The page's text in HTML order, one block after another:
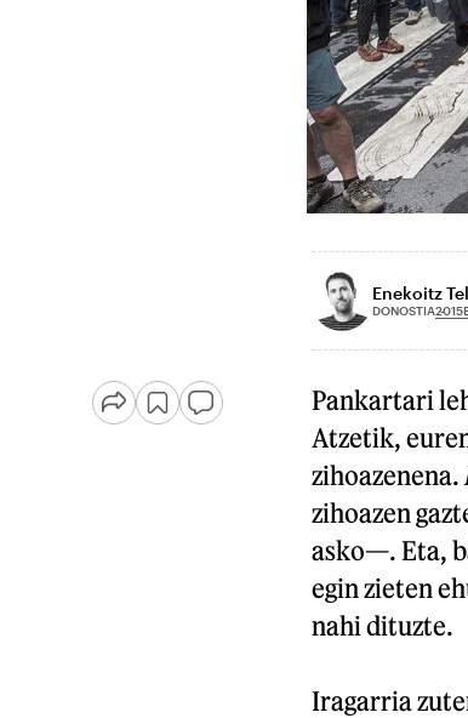
Enekoitz
DONOSTIA
Pankartari
Atzetik,
zihoazenena.
zihoazen
asko—. Eta,
egin zieten
nahi dituzte.
Iragarria